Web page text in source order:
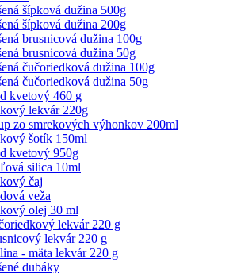
šípková dužina 500g
šípková dužina 200g
brusnicová dužina 100g
brusnicová dužina 50g
čučoriedková dužina 100g
čučoriedková dužina 50g
kvetový 460 g
lekvár 220g
zo smrekových výhonkov 200ml
šotík 150ml
kvetový 950g
silica 10ml
čaj
veža
olej 30 ml
lekvár 220 g
lekvár 220 g
- mäta lekvár 220 g
dubáky